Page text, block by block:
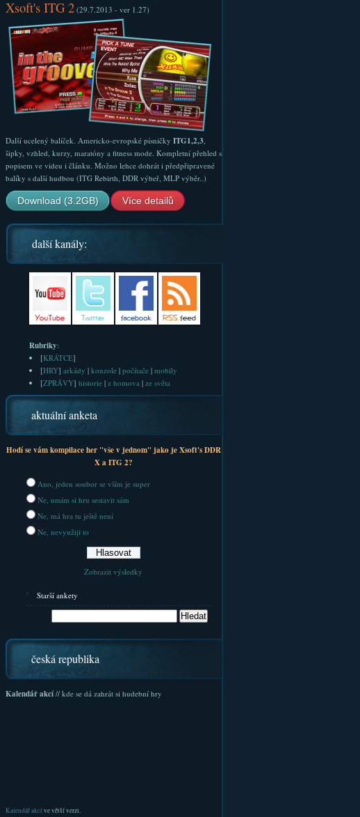
Xsoft's ITG 2(29.7.2013 - ver 1.27)
Další ucelený balíček. Americko-evropské písničky ITG1,2,3,
šipky, vzhled, kurzy, maratóny a fitness mode. Kompletní přehled s
popisem ve videu i článku. Možno lehce dohrát i předpřipravené
balíky s další hudbou (ITG Rebirth, DDR výbeř, MLP výběr..)
Download (3.2GB) Více detailů
další kanály:
Rubriky:
[KRÁTCE]
[HRY] arkády | konzole| počítače| mobily
[ZPRÁVY] historie| z homova| ze světa
aktuální anketa
Hodí se vám kompilace her "vše v jednom" jako je Xsoft's DDR
X a ITG 2?
Ano, jeden soubor se vším je super
Ne, umím si hru sestavit sám
Ne, má hra tu ještě není
Ne, nevyužiji to
Zobrazit výsledky
Starší ankety
česká republika
Kalendář akcí// kde se dá zahrát si hudební hry
Kalendář akcíve větší verzi.